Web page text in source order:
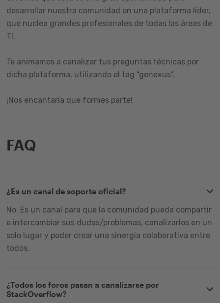
desarrollar nuestra comunidad en una plataforma líder,
que nuclea grandes profesionales de todas las áreas de
TI.
Te animamos a canalizar tus preguntas técnicas por
dicha plataforma, utilizando el tag “genexus”.
¡Nos encantaría que formes parte!
FAQ
¿Es un canal de soporte oficial?
No. Es un canal para que la comunidad pueda compartir
e intercambiar sus dudas/problemas, canalizarlos en un
solo lugar y poder crear una sinergia colaborativa entre
todos.
¿Todos los foros pasan a canalizarse por
StackOverflow?